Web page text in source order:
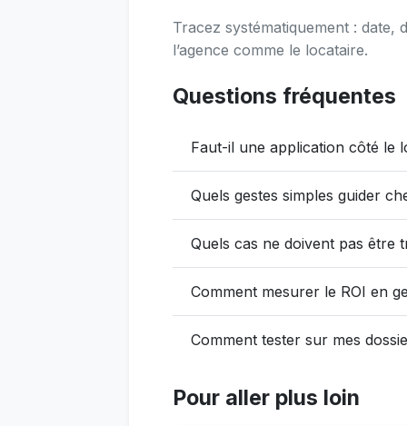
Tracez systématiquement : date,
l’agence comme le locataire.
Questions fréquentes
Faut-il une application côté le
Quels gestes simples guider
Quels cas ne doivent pas être
Comment mesurer le ROI en
Comment tester sur mes
Pour aller plus loin